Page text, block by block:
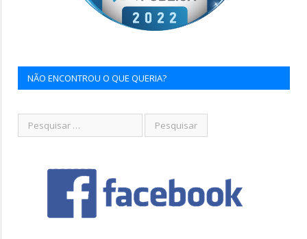
NÃO ENCONTROU O QUE QUERIA?